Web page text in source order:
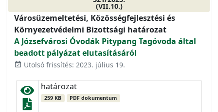
(VII.10.)
Városüzemeltetési, Közösségfejlesztési és
Környezetvédelmi Bizottsági határozat
A Józsefvárosi Óvodák Pitypang Tagóvoda által
beadott pályázat elutasításáról
event_available Utolsó frissítés: 2023. július 19.
határozat
259 KB PDF dokumentum